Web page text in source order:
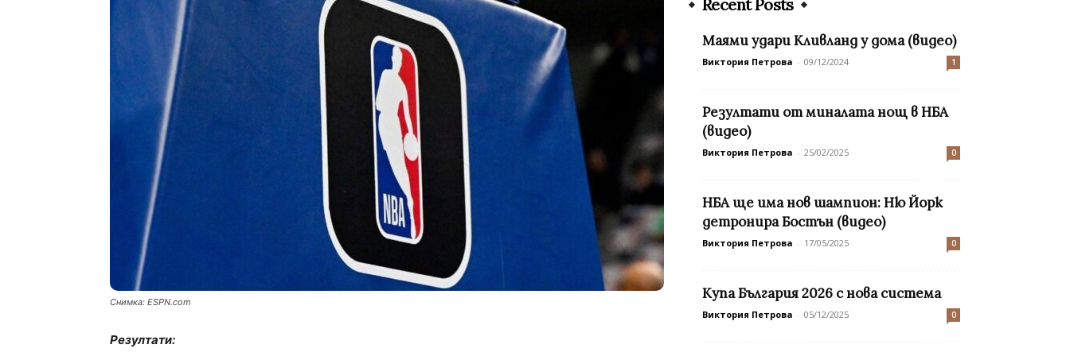
Снимка: ЕSPN.com
Резултати:
Recent Posts
Маями удари Кливланд у дома (видео)
Виктория Петрова - 09/12/2024 1
Резултати от миналата нощ в НБА
(видео)
Виктория Петрова - 25/02/2025 0
НБА ще има нов шампион: Ню Йорк
детронира Бостън (видео)
Виктория Петрова - 17/05/2025 0
Купа България 2026 с нова система
Виктория Петрова - 05/12/2025 0